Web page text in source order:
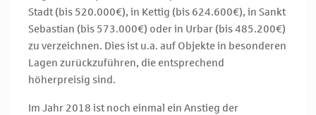
Stadt (bis 520.000€), in Kettig (bis 624.600€), in Sankt
Sebastian (bis 573.000€) oder in Urbar (bis 485.200€)
zu verzeichnen. Dies ist u.a. auf Objekte in besonderen
Lagen zurückzuführen, die entsprechend
höherpreisig sind.
Im Jahr 2018 ist noch einmal ein Anstieg der